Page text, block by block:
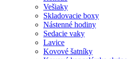
Vešiaky
Skladovacie boxy
Nástenné hodiny
Sedacie vaky
Lavice
Kovové šatníky